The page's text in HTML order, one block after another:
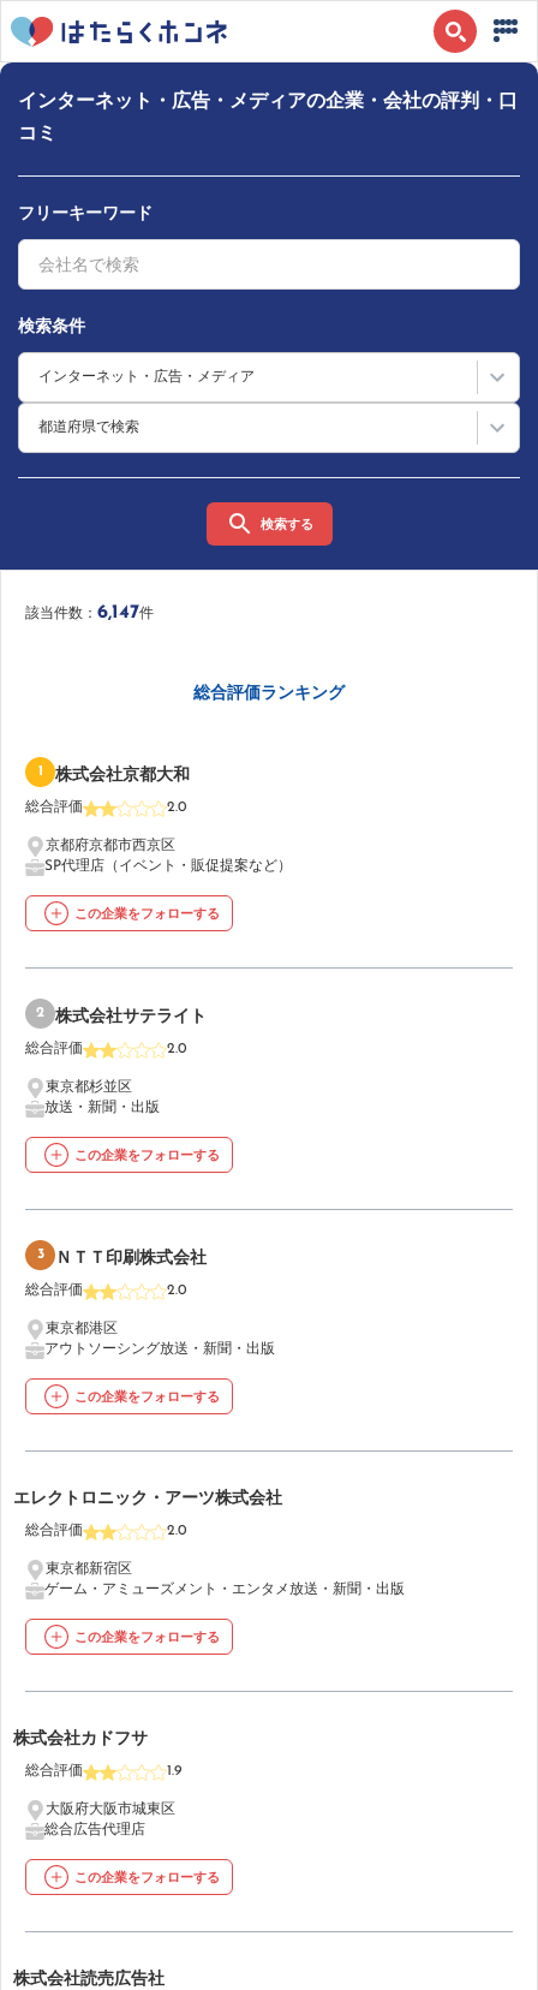
インターネット・広告・メディアの企業・会社の評判・口
コミ
フリーキーワード
検索条件
インターネット・広告・メディア
都道府県で検索
検索する
該当件数： 6,147件
総合評価ランキング
1 株式会社京都大和
総合評価 2.0
京都府京都市西京区
SP代理店（イベント・販促提案など）
この企業をフォローする
2 株式会社サテライト
総合評価 2.0
東京都杉並区
放送・新聞・出版
この企業をフォローする
3 ＮＴＴ印刷株式会社
総合評価 2.0
東京都港区
アウトソーシング放送・新聞・出版
この企業をフォローする
4
エレクトロニック・アーツ株式会社
総合評価 2.0
東京都新宿区
ゲーム・アミューズメント・エンタメ放送・新聞・出版
この企業をフォローする
5
株式会社カドフサ
総合評価 1.9
大阪府大阪市城東区
総合広告代理店
この企業をフォローする
6
株式会社読売広告社